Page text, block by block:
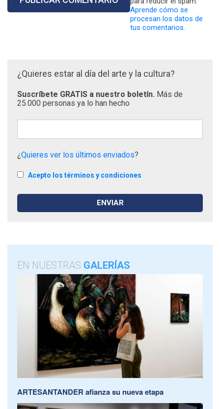
Aprende cómo se
procesan los datos de
tus comentarios.
¿Quieres estar al día del arte y la cultura?
Suscríbete GRATIS a nuestro boletín. Más de
25.000 personas ya lo han hecho
¿Quieres ver los últimos enviados?
Acepto los términos y condiciones
EN NUESTRAS GALERÍAS
ARTESANTANDER afianza su nueva etapa